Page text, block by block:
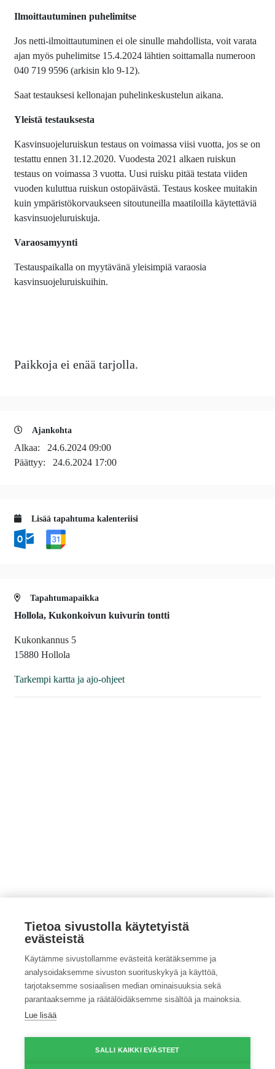
Ilmoittautuminen puhelimitse
Jos netti-ilmoittautuminen ei ole sinulle mahdollista, voit varata
ajan myös puhelimitse 15.4.2024 lähtien soittamalla numeroon
040 719 9596 (arkisin klo 9-12).
Saat testauksesi kellonajan puhelinkeskustelun aikana.
Yleistä testauksesta
Kasvinsuojeluruiskun testaus on voimassa viisi vuotta, jos se on
testattu ennen 31.12.2020. Vuodesta 2021 alkaen ruiskun
testaus on voimassa 3 vuotta. Uusi ruisku pitää testata viiden
vuoden kuluttua ruiskun ostopäivästä. Testaus koskee muitakin
kuin ympäristökorvaukseen sitoutuneilla maatiloilla käytettäviä
kasvinsuojeluruiskuja.
Varaosamyynti
Testauspaikalla on myytävänä yleisimpiä varaosia
kasvinsuojeluruiskuihin.
Paikkoja ei enää tarjolla.
Ajankohta
Alkaa: 24.6.2024 09:00
Päättyy: 24.6.2024 17:00
Lisää tapahtuma kalenteriisi
Tapahtumapaikka
Hollola, Kukonkoivun kuivurin tontti
Kukonkannus 5
15880 Hollola
Tarkempi kartta ja ajo-ohjeet
Katso kaikki Maa- ja kotitalousnaisten tapahtumat
© Copyright ProAgriaTietosuojaseloste|Saavutettavuusseloste
Tietoa sivustolla käytetyistä
evästeistä
Käytämme sivustollamme evästeitä kerätäksemme ja
analysoidaksemme sivuston suorituskykyä ja käyttöä,
tarjotaksemme sosiaalisen median ominaisuuksia sekä
parantaaksemme ja räätälöidäksemme sisältöä ja mainoksia.
Lue lisää
SALLI KAIKKI EVÄSTEET